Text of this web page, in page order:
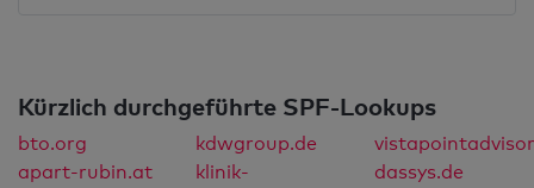
Kürzlich durchgeführte SPF-Lookups
bto.org kdwgroup.de
apart-rubin.at
klinik-
dassys.de